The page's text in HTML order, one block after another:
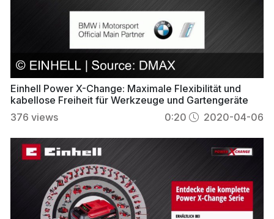
Einhell Power X-Change: Maximale Flexibilität und
kabellose Freiheit für Werkzeuge und Gartengeräte
376 views 0:20 2020-04-06